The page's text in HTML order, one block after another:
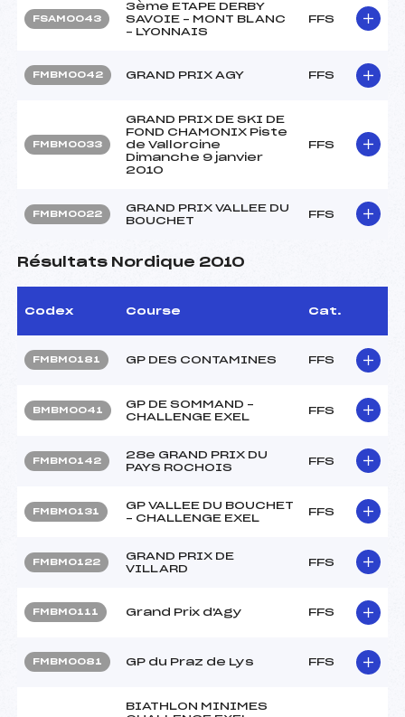
FSAM0043
3ème ETAPE DERBY
SAVOIE – MONT BLANC
– LYONNAIS
FFS
FMBM0042 GRAND PRIX AGY FFS
FMBM0033
GRAND PRIX DE SKI DE
FOND CHAMONIX Piste
de Vallorcine
Dimanche 9 janvier
2010
FFS
FMBM0022
GRAND PRIX VALLEE DU
BOUCHET
FFS
Résultats Nordique 2010
Codex Course Cat.
FMBM0181 GP DES CONTAMINES FFS
BMBM0041
GP DE SOMMAND –
CHALLENGE EXEL
FFS
FMBM0142
28e GRAND PRIX DU
PAYS ROCHOIS
FFS
FMBM0131
GP VALLEE DU BOUCHET
– CHALLENGE EXEL
FFS
FMBM0122
GRAND PRIX DE
VILLARD
FFS
FMBM0111 Grand Prix d'Agy FFS
FMBM0081 GP du Praz de Lys FFS
BIATHLON MINIMES